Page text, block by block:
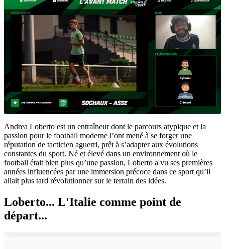
Andrea Loberto est un entraîneur dont le parcours atypique et la
passion pour le football moderne l’ont mené à se forger une
réputation de tacticien aguerri, prêt à s’adapter aux évolutions
constantes du sport. Né et élevé dans un environnement où le
football était bien plus qu’une passion, Loberto a vu ses premières
années influencées par une immersion précoce dans ce sport qu’il
allait plus tard révolutionner sur le terrain des idées.
Loberto... L'Italie comme point de
départ...